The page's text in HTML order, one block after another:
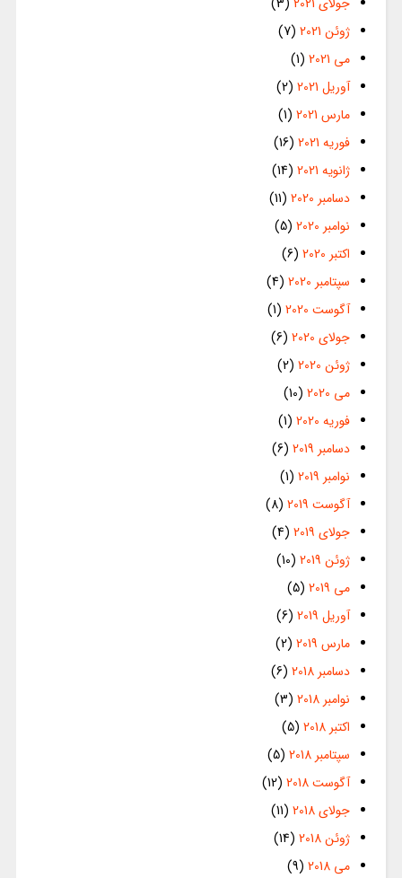
ژوئن 2021
(7)
می 2021
(1)
آوریل 2021
(2)
مارس 2021
(1)
فوریه 2021
(16)
ژانویه 2021
(14)
دسامبر 2020
(11)
نوامبر 2020
(5)
اکتبر 2020
(6)
سپتامبر 2020
(4)
آگوست 2020
(1)
جولای 2020
(6)
ژوئن 2020
(2)
می 2020
(10)
فوریه 2020
(1)
دسامبر 2019
(6)
نوامبر 2019
(1)
آگوست 2019
(8)
جولای 2019
(4)
ژوئن 2019
(10)
می 2019
(5)
آوریل 2019
(6)
مارس 2019
(2)
دسامبر 2018
(6)
نوامبر 2018
(3)
اکتبر 2018
(5)
سپتامبر 2018
(5)
آگوست 2018
(12)
جولای 2018
(11)
ژوئن 2018
(14)
می 2018
(9)